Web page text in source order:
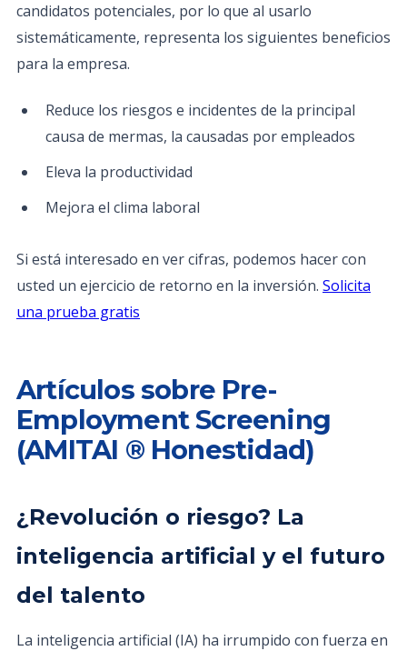
candidatos potenciales, por lo que al usarlo
sistemáticamente, representa los siguientes beneficios
para la empresa.
Reduce los riesgos e incidentes de la principal
causa de mermas, la causadas por empleados
Eleva la productividad
Mejora el clima laboral
Si está interesado en ver cifras, podemos hacer con
usted un ejercicio de retorno en la inversión. Solicita
una prueba gratis
Artículos sobre Pre-
Employment Screening
(AMITAI ® Honestidad)
¿Revolución o riesgo? La
inteligencia artificial y el futuro
del talento
La inteligencia artificial (IA) ha irrumpido con fuerza en